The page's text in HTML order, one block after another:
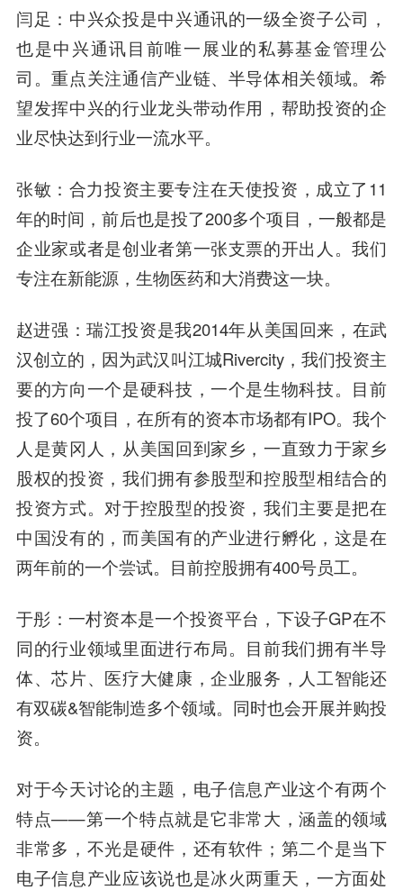
闫足：中兴众投是中兴通讯的一级全资子公司，
也是中兴通讯目前唯一展业的私募基金管理公
司。重点关注通信产业链、半导体相关领域。希
望发挥中兴的行业龙头带动作用，帮助投资的企
业尽快达到行业一流水平。
张敏：合力投资主要专注在天使投资，成立了11
年的时间，前后也是投了200多个项目，一般都是
企业家或者是创业者第一张支票的开出人。我们
专注在新能源，生物医药和大消费这一块。
赵进强：瑞江投资是我2014年从美国回来，在武
汉创立的，因为武汉叫江城Rivercity，我们投资主
要的方向一个是硬科技，一个是生物科技。目前
投了60个项目，在所有的资本市场都有IPO。我个
人是黄冈人，从美国回到家乡，一直致力于家乡
股权的投资，我们拥有参股型和控股型相结合的
投资方式。对于控股型的投资，我们主要是把在
中国没有的，而美国有的产业进行孵化，这是在
两年前的一个尝试。目前控股拥有400号员工。
于彤：一村资本是一个投资平台，下设子GP在不
同的行业领域里面进行布局。目前我们拥有半导
体、芯片、医疗大健康，企业服务，人工智能还
有双碳&智能制造多个领域。同时也会开展并购投
资。
对于今天讨论的主题，电子信息产业这个有两个
特点——第一个特点就是它非常大，涵盖的领域
非常多，不光是硬件，还有软件；第二个是当下
电子信息产业应该说也是冰火两重天，一方面处